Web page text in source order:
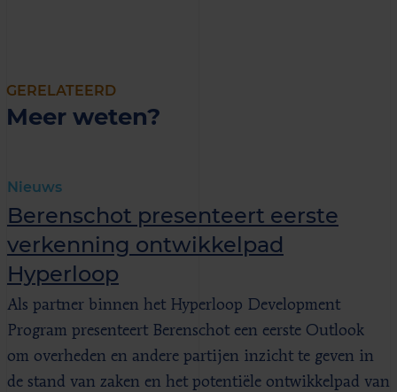
GERELATEERD
Meer weten?
Nieuws
Berenschot presenteert eerste
verkenning ontwikkelpad
Hyperloop
Als partner binnen het Hyperloop Development
Program presenteert Berenschot een eerste Outlook
om overheden en andere partijen inzicht te geven in
de stand van zaken en het potentiële ontwikkelpad van